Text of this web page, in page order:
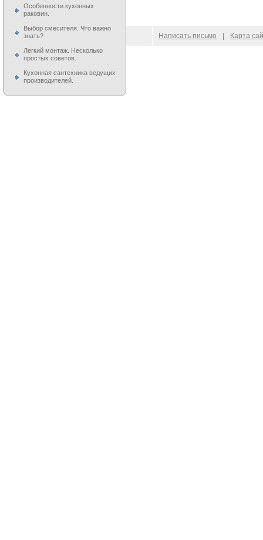
Особенности кухонных
раковин.
Выбор смесителя. Что важно
знать?
Легкий монтаж. Несколько
простых советов.
Кухонная сантехника ведущих
производителей.
© 2009–2026 Написать письмо Карта